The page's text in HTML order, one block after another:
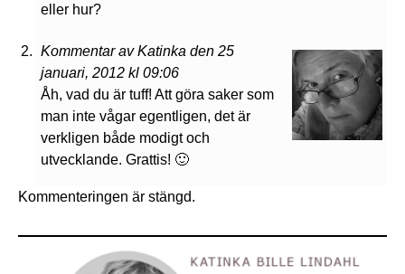
eller hur?
Kommentar av Katinka den 25
januari, 2012 kl 09:06
Åh, vad du är tuff! Att göra saker som
man inte vågar egentligen, det är
verkligen både modigt och
utvecklande. Grattis! 🙂
Kommenteringen är stängd.